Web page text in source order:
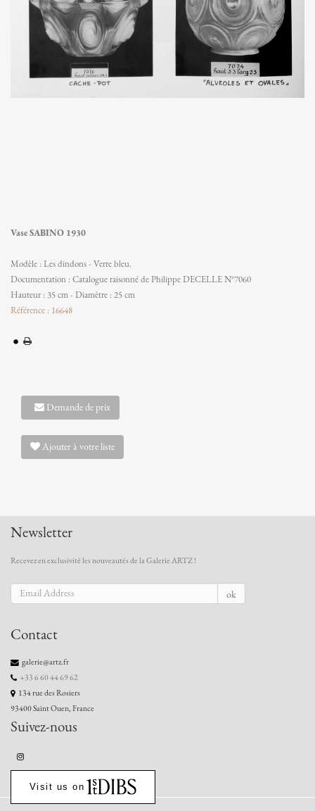
Vase SABINO 1930
Modèle : Les dindons - Verre bleu.
Documentation : Catalogue raisonné de Philippe DECELLE N°7060
Hauteur : 35 cm - Diamètre : 25 cm
Référence : 16648
Demande de prix
Ajouter à votre liste
Newsletter
Recevez en exclusivité les nouveautés de la Galerie ARTZ !
ok
Contact
galerie@artz.fr
+33 6 60 44 69 62
134 rue des Rosiers
93400 Saint Ouen, France
Suivez-nous
Visit us on